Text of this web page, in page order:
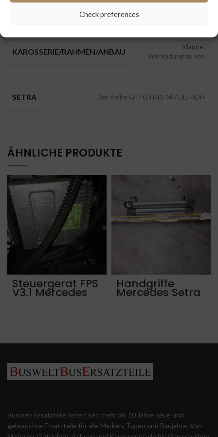
Check preferences
MARKEN Setra
KAROSSERIE/RAHMEN/ANBAU
Klappe,
Verkleidung außen
SETRA 3er Reihe GT/ GTHD/ NF/ UL/ HDH
ÄHNLICHE PRODUKTE
Steuergerat FPS
V3.1 Mercedes
Tourismo,
Handgriffe
Mercedes Setra
Buswelt Ersatzteile liefert seit mehr als 10 Jahre neue und
gebrauchte Ersatzteile für alle Marken, Typen und Baujahre. Von